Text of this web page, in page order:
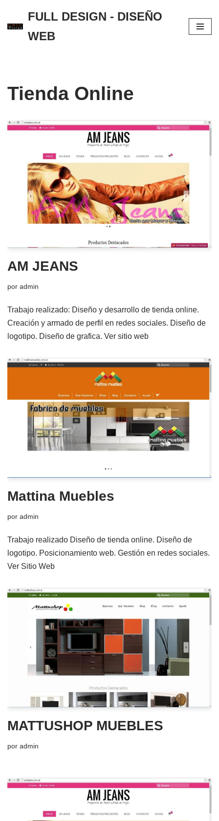
Saltar
FULL DESIGN - DISEÑO
WEB
Tienda Online
AM JEANS
por admin
Trabajo realizado: Diseño y desarrollo de tienda online.
Creación y armado de perfil en redes sociales. Diseño de
logotipo. Diseño de grafica. Ver sitio web
Mattina Muebles
por admin
Trabajo realizado Diseño de tienda online. Diseño de
logotipo. Posicionamiento web. Gestión en redes sociales.
Ver Sitio Web
MATTUSHOP MUEBLES
por admin